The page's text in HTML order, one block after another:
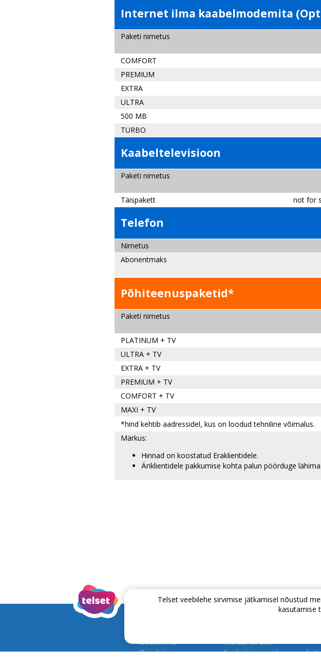
Telset veebilehe sirvimise jätkamisel nõustud
kasutamise
Internet ilma kaabelmodemita
Paketi nimetus
COMFORT
PREMIUM
EXTRA
ULTRA
500 MB
TURBO
Kaabeltelevisioon
Paketi nimetus
Täispakett not for sale from
Telefon
Nimetus
Abonentmaks
Põhiteenuspaketid*
Paketi nimetus
PLATINUM + TV
ULTRA + TV
EXTRA + TV
PREMIUM + TV
COMFORT + TV
MAXI + TV
*hind kehtib aadressidel, kus on loodud tehniline võimalus.
Märkus:
Hinnad on koostatud Eraklientidele.
Äriklientidele pakkumise kohta palun pöörduge
Documents
Pricelist
Manual for use
Applicationы and power of